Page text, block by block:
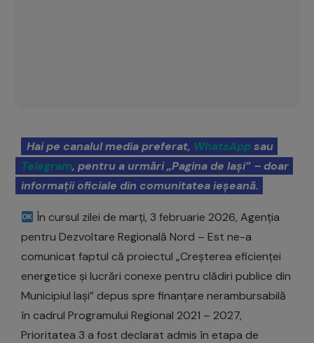
Hai pe canalul media preferat, WhatsAppsau
Telegram, pentru a urmări „Pagina de Iași” – doar
informații oficiale din comunitatea ieșeană.
În cursul zilei de marți, 3 februarie 2026, Agenția
pentru Dezvoltare Regională Nord – Est ne-a
comunicat faptul că proiectul „Creșterea eficienței
energetice și lucrări conexe pentru clădiri publice din
Municipiul Iași” depus spre finanțare nerambursabilă
în cadrul Programului Regional 2021 – 2027,
Prioritatea 3 a fost declarat admis în etapa de